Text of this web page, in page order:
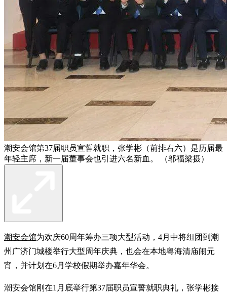
潮安会馆第37届职员宣誓就职，张学彬（前排右六）是历届最
年轻主席，新一届董事会也引进六名新血。 （邬福梁摄）
潮安会馆为欢庆60周年筹办三项大型活动，4月中将组团到潮
州广济门城楼举行大型周年庆典，也会在本地粤海清庙闹元
宵，并计划在6月学校假期举办嘉年华会。
潮安会馆刚在1月底举行第37届职员宣誓就职典礼，张学彬接